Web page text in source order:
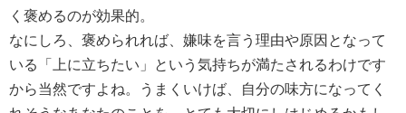
く褒めるのが効果的。
なにしろ、褒められれば、嫌味を言う理由や原因となって
いる「上に立ちたい」という気持ちが満たされるわけです
から当然ですよね。うまくいけば、自分の味方になってく